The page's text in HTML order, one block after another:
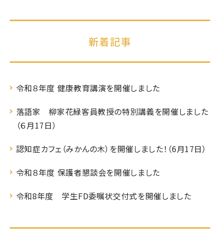
新着記事
令和８年度 健康教育講演を開催しました
落語家 柳家花緑客員教授の特別講義を開催しました
（６月17日）
認知症カフェ（みかんの木）を開催しました！（6月17日）
令和８年度 保護者懇談会を開催しました
令和8年度 学生FD委嘱状交付式を開催しました